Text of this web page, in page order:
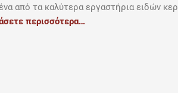
από τα καλύτερα εργαστήρια ειδών
περισσότερα…